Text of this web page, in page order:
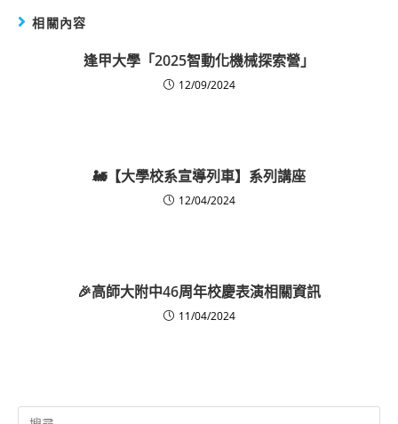
相關內容
逢甲大學「2025智動化機械探索營」
12/09/2024
🚂【大學校系宣導列車】系列講座
12/04/2024
🎉高師大附中46周年校慶表演相關資訊
11/04/2024
Search